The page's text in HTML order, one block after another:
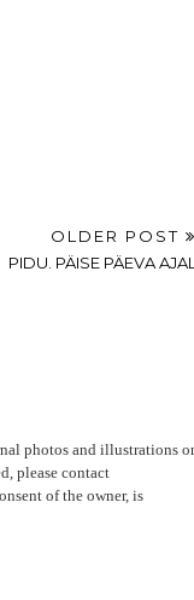
OLDER POST
PIDU. PÄISE PÄEVA AJAL
photos and illustrations
please contact
of the owner, is